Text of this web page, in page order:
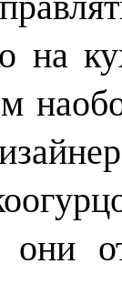
на
они